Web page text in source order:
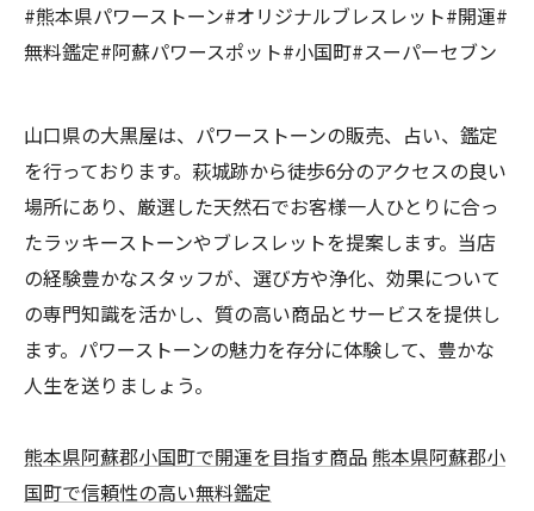
#熊本県パワーストーン#オリジナルブレスレット#開運#
無料鑑定#阿蘇パワースポット#小国町#スーパーセブン
山口県の大黒屋は、パワーストーンの販売、占い、鑑定
を行っております。萩城跡から徒歩6分のアクセスの良い
場所にあり、厳選した天然石でお客様一人ひとりに合っ
たラッキーストーンやブレスレットを提案します。当店
の経験豊かなスタッフが、選び方や浄化、効果について
の専門知識を活かし、質の高い商品とサービスを提供し
ます。パワーストーンの魅力を存分に体験して、豊かな
人生を送りましょう。
熊本県阿蘇郡小国町で開運を目指す商品熊本県阿蘇郡小
国町で信頼性の高い無料鑑定